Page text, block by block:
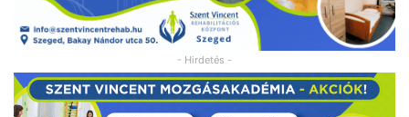
- Hirdetés -